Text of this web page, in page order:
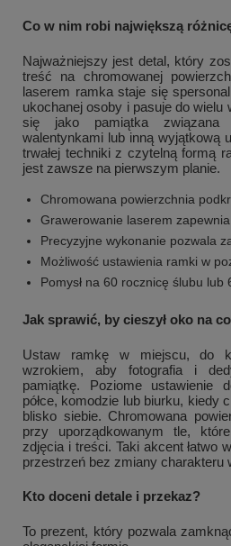
Co w nim robi największą
Najważniejszy jest detal, który
treść na chromowanej
laserem ramka staje się
ukochanej osoby i pasuje do
się jako pamiątka związana
walentynkami lub inną wyjątkową
trwałej techniki z czytelną formą
jest zawsze na pierwszym planie.
Chromowana powierzchnia
Grawerowanie laserem zapewnia
Precyzyjne wykonanie pozwala
Możliwość ustawienia ramki w
Pomysł na 60 rocznicę ślubu lub
Jak sprawić, by cieszył oko na
Ustaw ramkę w miejscu, do
wzrokiem, aby fotografia i
pamiątkę. Poziome ustawienie
półce, komodzie lub biurku, kiedy
blisko siebie. Chromowana
przy uporządkowanym tle,
zdjęcia i treści. Taki akcent łatwo
przestrzeń bez zmiany charakteru
Kto doceni detale i przekaz?
To prezent, który pozwala